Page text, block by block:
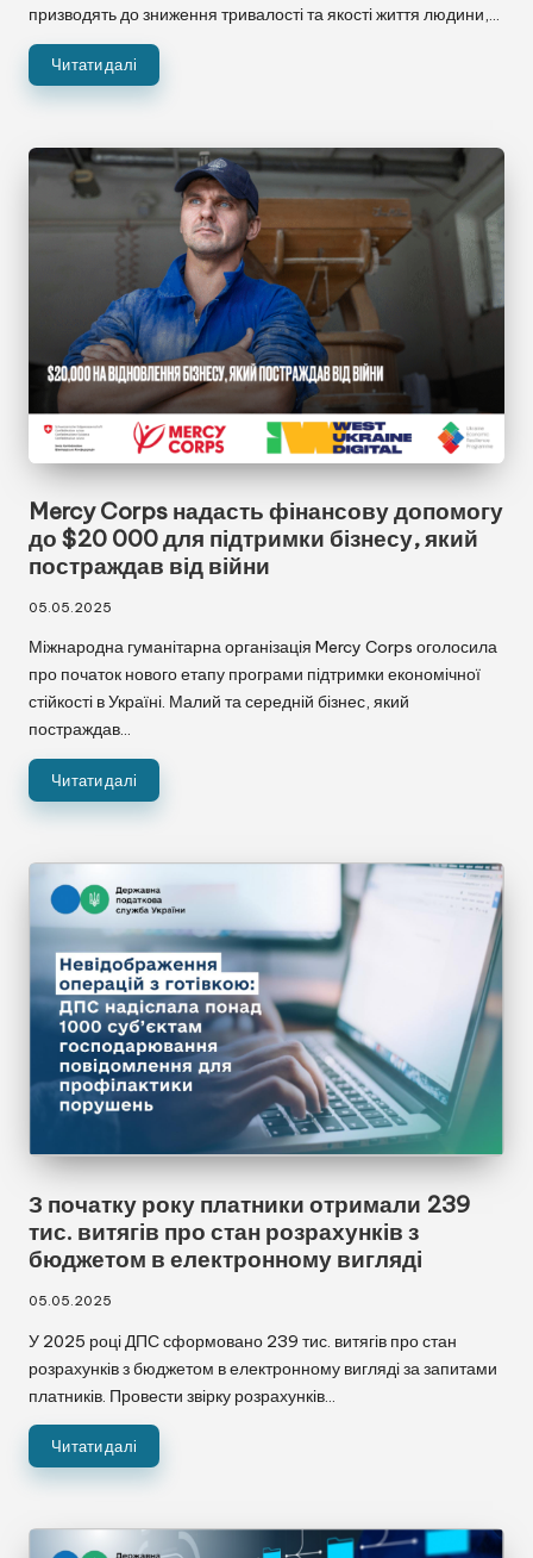
призводять до зниження тривалості та якості життя людини,…
Читати далі
Mercy Corps надасть фінансову допомогу
до $20 000 для підтримки бізнесу, який
постраждав від війни
05.05.2025
Міжнародна гуманітарна організація Mercy Corps оголосила
про початок нового етапу програми підтримки економічної
стійкості в Україні. Малий та середній бізнес, який
постраждав…
Читати далі
З початку року платники отримали 239
тис. витягів про стан розрахунків з
бюджетом в електронному вигляді
05.05.2025
У 2025 році ДПС сформовано 239 тис. витягів про стан
розрахунків з бюджетом в електронному вигляді за запитами
платників. Провести звірку розрахунків…
Читати далі